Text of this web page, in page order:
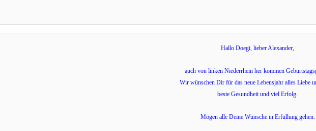
Hallo Doegi, lieber Alexander,
auch von linken Niederrhein her kommen
Wir wünschen Dir für das neue Lebensjahr alles Liebe
beste Gesundheit und viel Erfolg.
Mögen alle Deine Wünsche in Erfüllung gehen.